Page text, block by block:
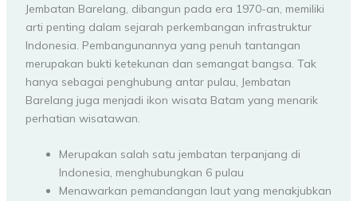
Jembatan Barelang, dibangun pada era 1970-an, memiliki
arti penting dalam sejarah perkembangan infrastruktur
Indonesia. Pembangunannya yang penuh tantangan
merupakan bukti ketekunan dan semangat bangsa. Tak
hanya sebagai penghubung antar pulau, Jembatan
Barelang juga menjadi ikon wisata Batam yang menarik
perhatian wisatawan.
Merupakan salah satu jembatan terpanjang di
Indonesia, menghubungkan 6 pulau
Menawarkan pemandangan laut yang menakjubkan